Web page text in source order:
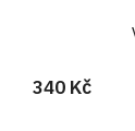
340 Kč